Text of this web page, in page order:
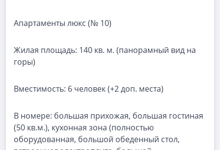
Апартаменты люкс (№ 10)
Жилая площадь: 140 кв. м. (панорамный вид на
горы)
Вместимость: 6 человек (+2 доп. места)
В номере: большая прихожая, большая гостиная
(50 кв.м.), кухонная зона (полностью
оборудованная, большой обеденный стол,